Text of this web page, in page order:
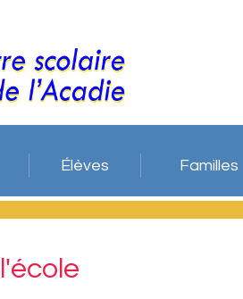
Élèves Familles